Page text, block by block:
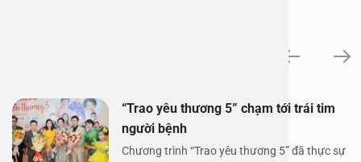
“Trao yêu thương 5” chạm tới trái tim
người bệnh
Chương trình “Trao yêu thương 5” đã thực sự